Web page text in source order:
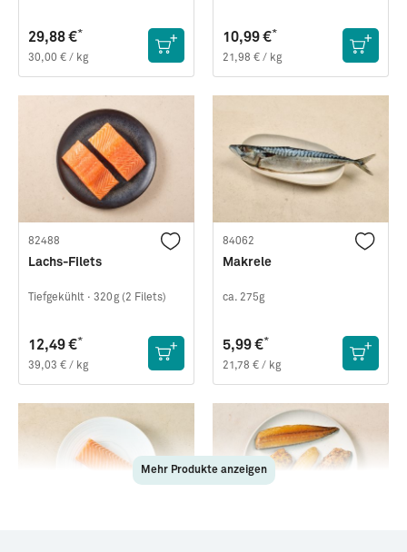
29,88 €*
30,00 € / kg
10,99 €*
21,98 € / kg
82488
Lachs-Filets
Tiefgekühlt · 320g (2 Filets)
12,49 €*
39,03 € / kg
84062
Makrele
ca. 275g
5,99 €*
21,78 € / kg
Mehr Produkte anzeigen